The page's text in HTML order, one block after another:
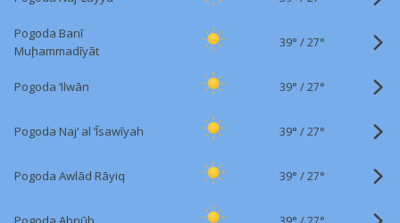
Pogoda Banī
Muḩammadīyāt
39° /27°
Pogoda ‘Ilwān 39° /27°
Pogoda Naj‘ al ‘Īsawīyah 39° /27°
Pogoda Awlād Rāyiq 39° /27°